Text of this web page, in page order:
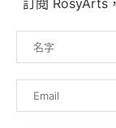
訂閱 RosyArts